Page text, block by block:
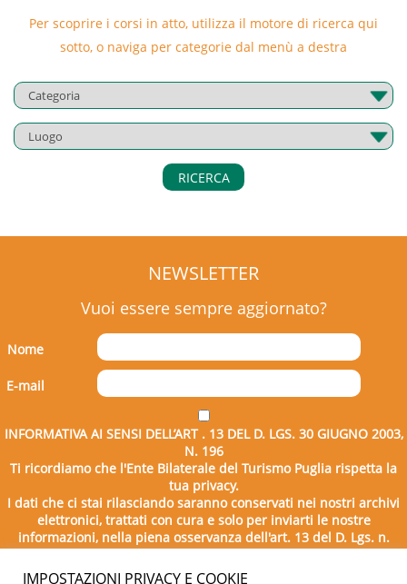
Per scoprire i corsi in atto, utilizza il motore di ricerca qui
sotto, o naviga per categorie dal menù a destra
RICERCA
NEWSLETTER
Vuoi essere sempre aggiornato?
Nome
E-mail
INFORMATIVA AI SENSI DELL’ART . 13 DEL D. LGS. 30 GIUGNO 2003,
N. 196
Ti ricordiamo che l'Ente Bilaterale del Turismo Puglia rispetta la
tua privacy.
I dati che ci stai rilasciando saranno conservati nei nostri archivi
elettronici, trattati con cura e solo per inviarti le nostre
informazioni, nella piena osservanza dell'art. 13 del D. Lgs. n.
196/2003.
IMPOSTAZIONI PRIVACY E COOKIE